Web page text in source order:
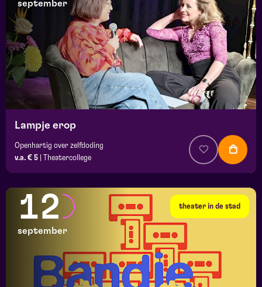
september
Lampje erop
Openhartig over zelfdoding
v.a. € 5
Theatercollege
theater in de stad
12
september